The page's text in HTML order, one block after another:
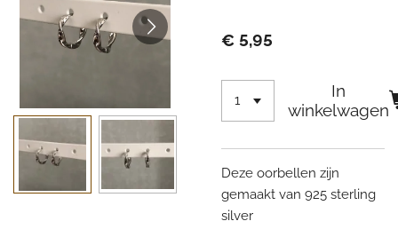
€ 5,95
In
winkelwagen
Deze oorbellen zijn
gemaakt van 925 sterling
silver